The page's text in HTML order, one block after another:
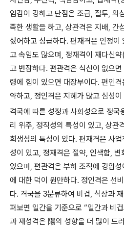
임감이 강하고 단점은 조급, 질투, 의
족한 생활을 하고, 상관격은 지배, 간
싫어하고 성급하다. 편재격은 인정이
고 속임도 많으며, 정재격이 재다신
고 번잡하다. 편관격은 식신이 없으
령에 힘이 있으면 대장부이다. 편인
약하고, 정인격은 지혜가 많고 심성이
격국에 따른 성정과 사회성으로 정국
리 위주, 정직성의 특성이 있고, 상관
희생성의 특성이 있다. 편재격은 사
성이 있고, 정재격은 절약, 인색함, 변
있으며, 편관격은 부하 조직에 강압
에 대한 덕이 원만하다. 정인격은 선
다. 격국을 3분류하여 비겁, 식상과
펴보면 일간을 기준으로 “일간과 비
과 재성격은 陽의 성향을 더 많이 드